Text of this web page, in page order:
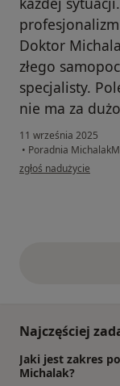
Doktor
złego
specjalisty.
nie ma za
11 września 2025
• Poradnia
w opinii użytkownika
zgłoś nadużycie
Najczęściej
Jaki jest zakres
Michalak?